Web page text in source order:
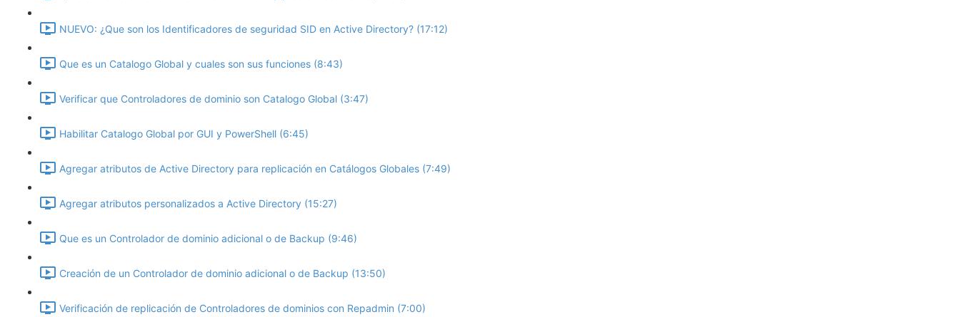
NUEVO: ¿Que son los Identificadores de seguridad SID en Active Directory? (17:12)
Que es un Catalogo Global y cuales son sus funciones (8:43)
Verificar que Controladores de dominio son Catalogo Global (3:47)
Habilitar Catalogo Global por GUI y PowerShell (6:45)
Agregar atributos de Active Directory para replicación en Catálogos Globales (7:49)
Agregar atributos personalizados a Active Directory (15:27)
Que es un Controlador de dominio adicional o de Backup (9:46)
Creación de un Controlador de dominio adicional o de Backup (13:50)
Verificación de replicación de Controladores de dominios con Repadmin (7:00)